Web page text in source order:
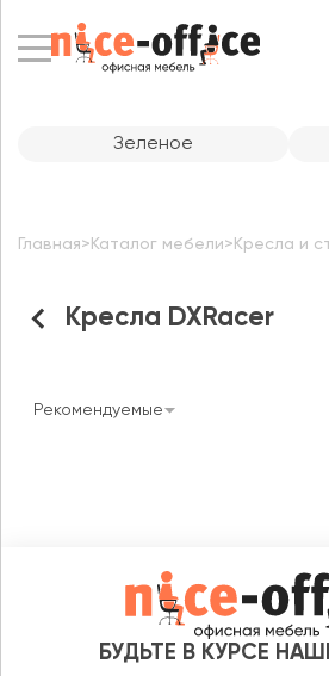
Кресла DXRacer
Главная> Каталог мебели> Кресла и
Зеленое
Рекомендуемые
БУДЬТЕ В КУРСЕ